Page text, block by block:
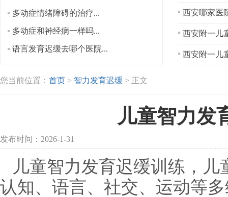
多动症情绪障碍的治疗...
多动症和神经病一样吗...
语言发育迟缓去哪个医院...
西安附一儿
西安附一儿
您当前位置： 首页 > 智力发育迟缓 > 正文
儿童智力发
发布时间：2026-1-31
儿童智力发育迟缓训练，
认知、语言、社交、运动等